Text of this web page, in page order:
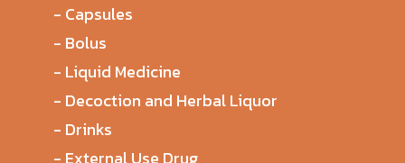
- Capsules
- Bolus
- Liquid Medicine
- Decoction and Herbal Liquor
- Drinks
- External Use Drug